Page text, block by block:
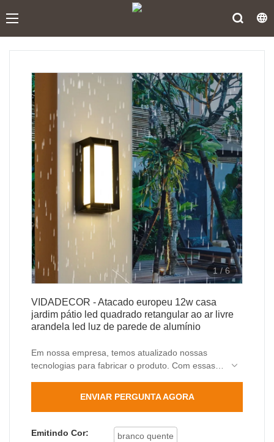
1 /6
VIDADECOR - Atacado europeu 12w casa
jardim pátio led quadrado retangular ao ar livre
arandela led luz de parede de alumínio
Em nossa empresa, temos atualizado nossas
tecnologias para fabricar o produto. Com essas
quadrada retangular ao ar livre tem funcionado
ENVIAR PERGUNTA AGORA
Emitindo Cor: branco quente